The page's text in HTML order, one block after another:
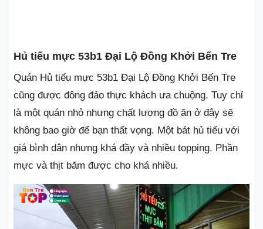
Hủ tiếu mực 53b1 Đại Lộ Đồng Khởi Bến Tre
Quán Hủ tiếu mực 53b1 Đại Lộ Đồng Khởi Bến Tre
cũng được đông đảo thực khách ưa chuộng. Tuy chỉ
là một quán nhỏ nhưng chất lượng đồ ăn ở đây sẽ
không bao giờ để bạn thất vọng. Một bát hủ tiếu với
giá bình dân nhưng khá đầy và nhiều topping. Phần
mực và thịt băm được cho khá nhiều.